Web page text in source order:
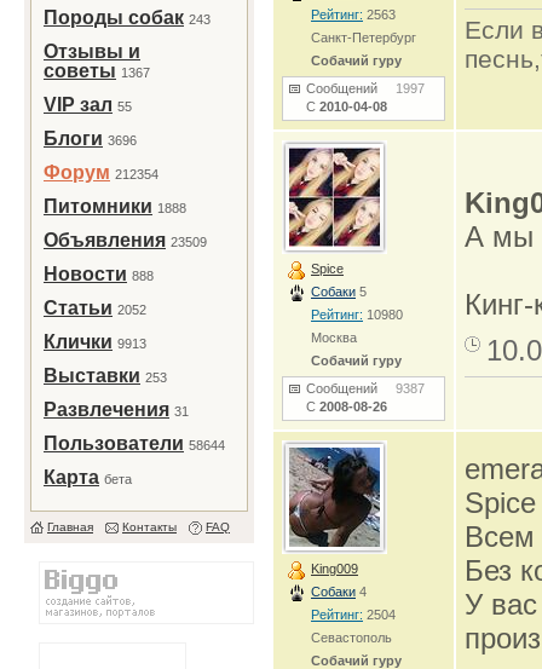
Породы собак 243
Отзывы и
советы 1367
VIP зал 55
Блоги 3696
Форум 212354
Питомники 1888
Объявления 23509
Новости 888
Статьи 2052
Клички 9913
Выставки 253
Развлечения 31
Пользователи 58644
Карта бета
Главная Контакты FAQ
Рейтинг: 2563
Санкт-Петербург
Собачий гуру
Сообщений 1997
С 2010-04-08
Если
Spice
Собаки 5
Рейтинг: 10980
Москва
Собачий гуру
Сообщений 9387
С 2008-08-26
А мы
King009
Собаки 4
Рейтинг: 2504
Севастополь
Собачий гуру
Spice
Всем
Без
У вас